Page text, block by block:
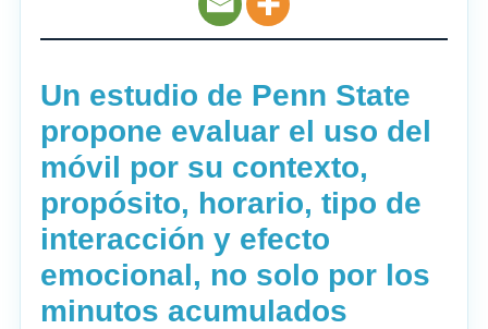
Un estudio de Penn State
propone evaluar el uso del
móvil por su contexto,
propósito, horario, tipo de
interacción y efecto
emocional, no solo por los
minutos acumulados